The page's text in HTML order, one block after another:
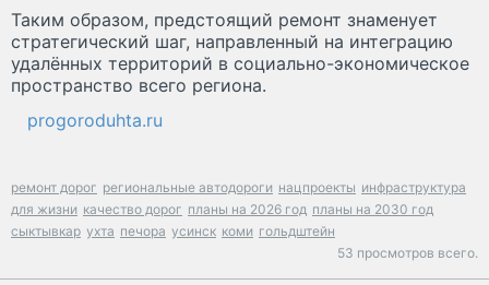
Таким образом, предстоящий ремонт знаменует
стратегический шаг, направленный на интеграцию
удалённых территорий в социально-экономическое
пространство всего региона.
progoroduhta.ru
ремонт дорог региональные автодороги нацпроекты инфраструктура
для жизни качество дорог планы на 2026 год планы на 2030 год
сыктывкар ухта печора усинск коми гольдштейн
53 просмотров всего.